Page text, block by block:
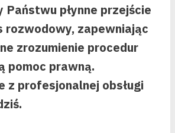
Państwu płynne przejście
rozwodowy, zapewniając
zrozumienie procedur
pomoc prawną.
z profesjonalnej obsługi